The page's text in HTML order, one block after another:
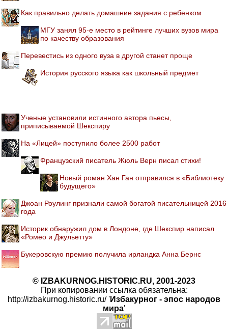
Как правильно делать домашние задания с ребенком
МГУ занял 95-е место в рейтинге лучших вузов мира
по качеству образования
Перевестись из одного вуза в другой станет проще
История русского языка как школьный предмет
Ученые установили истинного автора пьесы,
приписываемой Шекспиру
На «Лицей» поступило более 2500 работ
Французский писатель Жюль Верн писал стихи!
Новый роман Хан Ган отправился в «Библиотеку
будущего»
Джоан Роулинг признали самой богатой писательницей 2016
года
Историк обнаружил дом в Лондоне, где Шекспир написал
«Ромео и Джульетту»
Букеровскую премию получила ирландка Анна Бернс
© IZBAKURNOG.HISTORIC.RU, 2001-2023
При копировании ссылка обязательна:
http://izbakurnog.historic.ru/ 'Избакурног - эпос народов
мира'